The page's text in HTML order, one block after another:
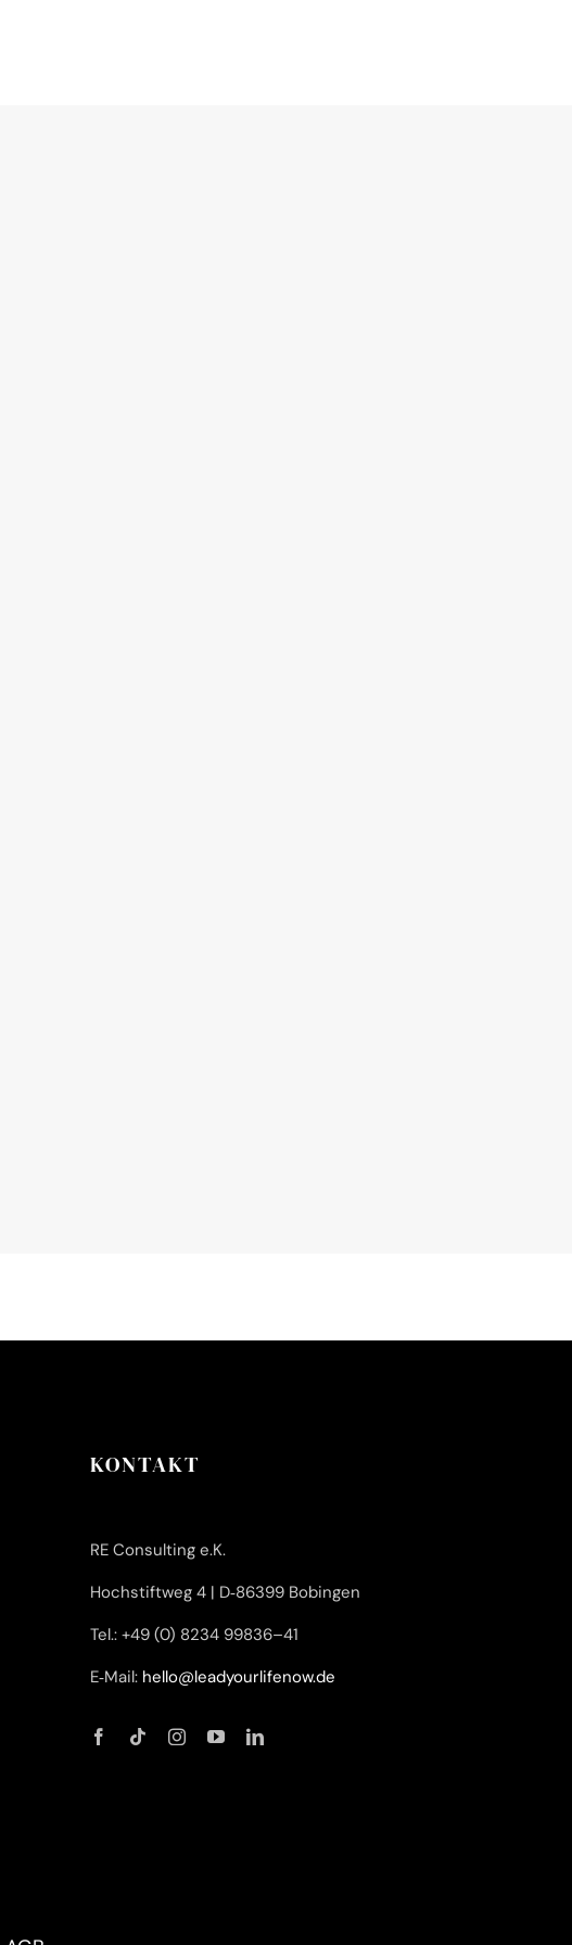
KONTAKT
RE Con­sul­ting e.K.
Hoch­stift­weg 4 | D‑86399 Bobingen
Tel.: +49 (0) 8234 99836–41
E‑Mail: hello@leadyourlifenow.de